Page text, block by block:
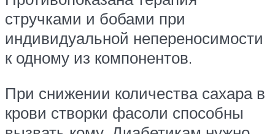
стручками и бобами при
индивидуальной непереносимости
к одному из компонентов.
При снижении количества сахара в
крови створки фасоли способны